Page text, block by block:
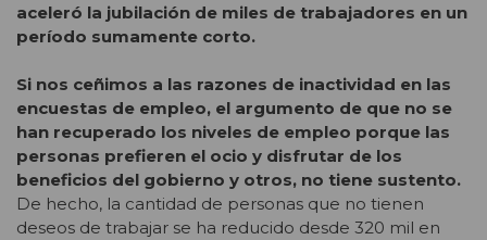
aceleró la jubilación de miles de trabajadores en un
período sumamente corto.
Si nos ceñimos a las razones de inactividad en las
encuestas de empleo, el argumento de que no se
han recuperado los niveles de empleo porque las
personas prefieren el ocio y disfrutar de los
beneficios del gobierno y otros, no tiene sustento.
De hecho, la cantidad de personas que no tienen
deseos de trabajar se ha reducido desde 320 mil en